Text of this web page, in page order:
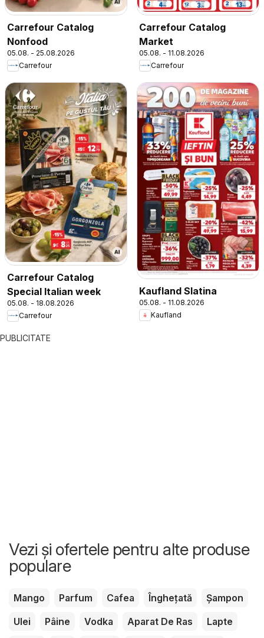
Carrefour Catalog
Nonfood
05.08. - 25.08.2026
Carrefour
Carrefour Catalog
Market
05.08. - 11.08.2026
Carrefour
Carrefour Catalog
Special Italian week
05.08. - 18.08.2026
Carrefour
Kaufland Slatina
05.08. - 11.08.2026
Kaufland
PUBLICITATE
Vezi și ofertele pentru alte produse
populare
Mango Parfum Cafea Înghețată
Șampon
Ulei
Pâine Vodka Aparat De Ras
Lapte